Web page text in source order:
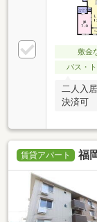
敷金
バス・
二人入
決済可
賃貸アパート 福